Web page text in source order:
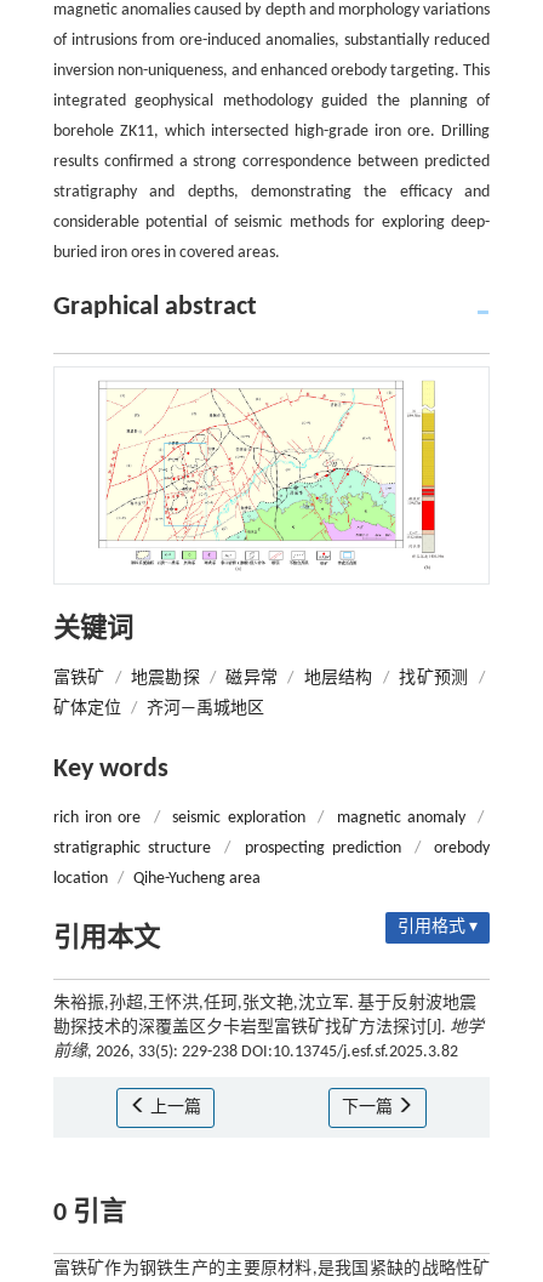
magnetic anomalies caused by depth and morphology variations
of intrusions from ore-induced anomalies, substantially reduced
inversion non-uniqueness, and enhanced orebody targeting. This
integrated geophysical methodology guided the planning of
borehole ZK11, which intersected high-grade iron ore. Drilling
results confirmed a strong correspondence between predicted
stratigraphy and depths, demonstrating the efficacy and
considerable potential of seismic methods for exploring deep-
buried iron ores in covered areas.
Graphical abstract
关键词
富铁矿 / 地震勘探 / 磁异常 / 地层结构 / 找矿预测
/
矿体定位 / 齐河—禹城地区
Key words
rich iron ore / seismic exploration / magnetic anomaly
/
stratigraphic structure
/ prospecting prediction /
orebody
location / Qihe-Yucheng area
引用本文 引用格式 ▾
朱裕振,孙超,王怀洪,任珂,张文艳,沈立军. 基于反射波地震
勘探技术的深覆盖区夕卡岩型富铁矿找矿方法探讨[J]. 地学
前缘, 2026, 33(5): 229-238 DOI:10.13745/j.esf.sf.2025.3.82
上一篇 下一篇
0 引言
富铁矿作为钢铁生产的主要原材料,是我国紧缺的战略性矿